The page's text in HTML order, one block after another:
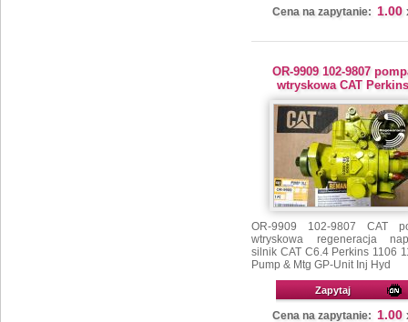
Cena na zapytanie: 1.00
OR-9909 102-9807
wtryskowa CAT Perkins
OR-9909 102-9807 CAT
wtryskowa regeneracja
silnik CAT C6.4 Perkins 1106
Pump & Mtg GP-Unit Inj Hyd
Zapytaj
Cena na zapytanie: 1.00